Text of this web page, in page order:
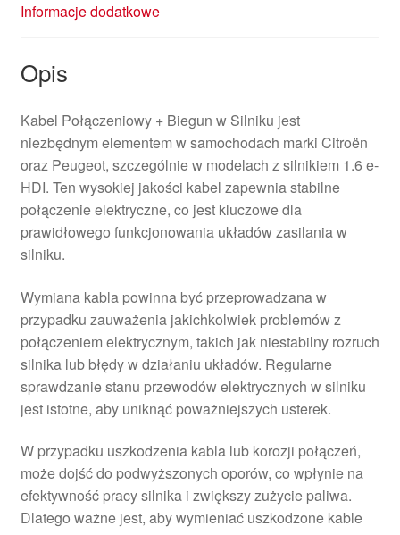
Informacje dodatkowe
Opis
Kabel Połączeniowy + Biegun w Silniku jest
niezbędnym elementem w samochodach marki Citroën
oraz Peugeot, szczególnie w modelach z silnikiem 1.6 e-
HDI. Ten wysokiej jakości kabel zapewnia stabilne
połączenie elektryczne, co jest kluczowe dla
prawidłowego funkcjonowania układów zasilania w
silniku.
Wymiana kabla powinna być przeprowadzana w
przypadku zauważenia jakichkolwiek problemów z
połączeniem elektrycznym, takich jak niestabilny rozruch
silnika lub błędy w działaniu układów. Regularne
sprawdzanie stanu przewodów elektrycznych w silniku
jest istotne, aby uniknąć poważniejszych usterek.
W przypadku uszkodzenia kabla lub korozji połączeń,
może dojść do podwyższonych oporów, co wpłynie na
efektywność pracy silnika i zwiększy zużycie paliwa.
Dlatego ważne jest, aby wymieniać uszkodzone kable